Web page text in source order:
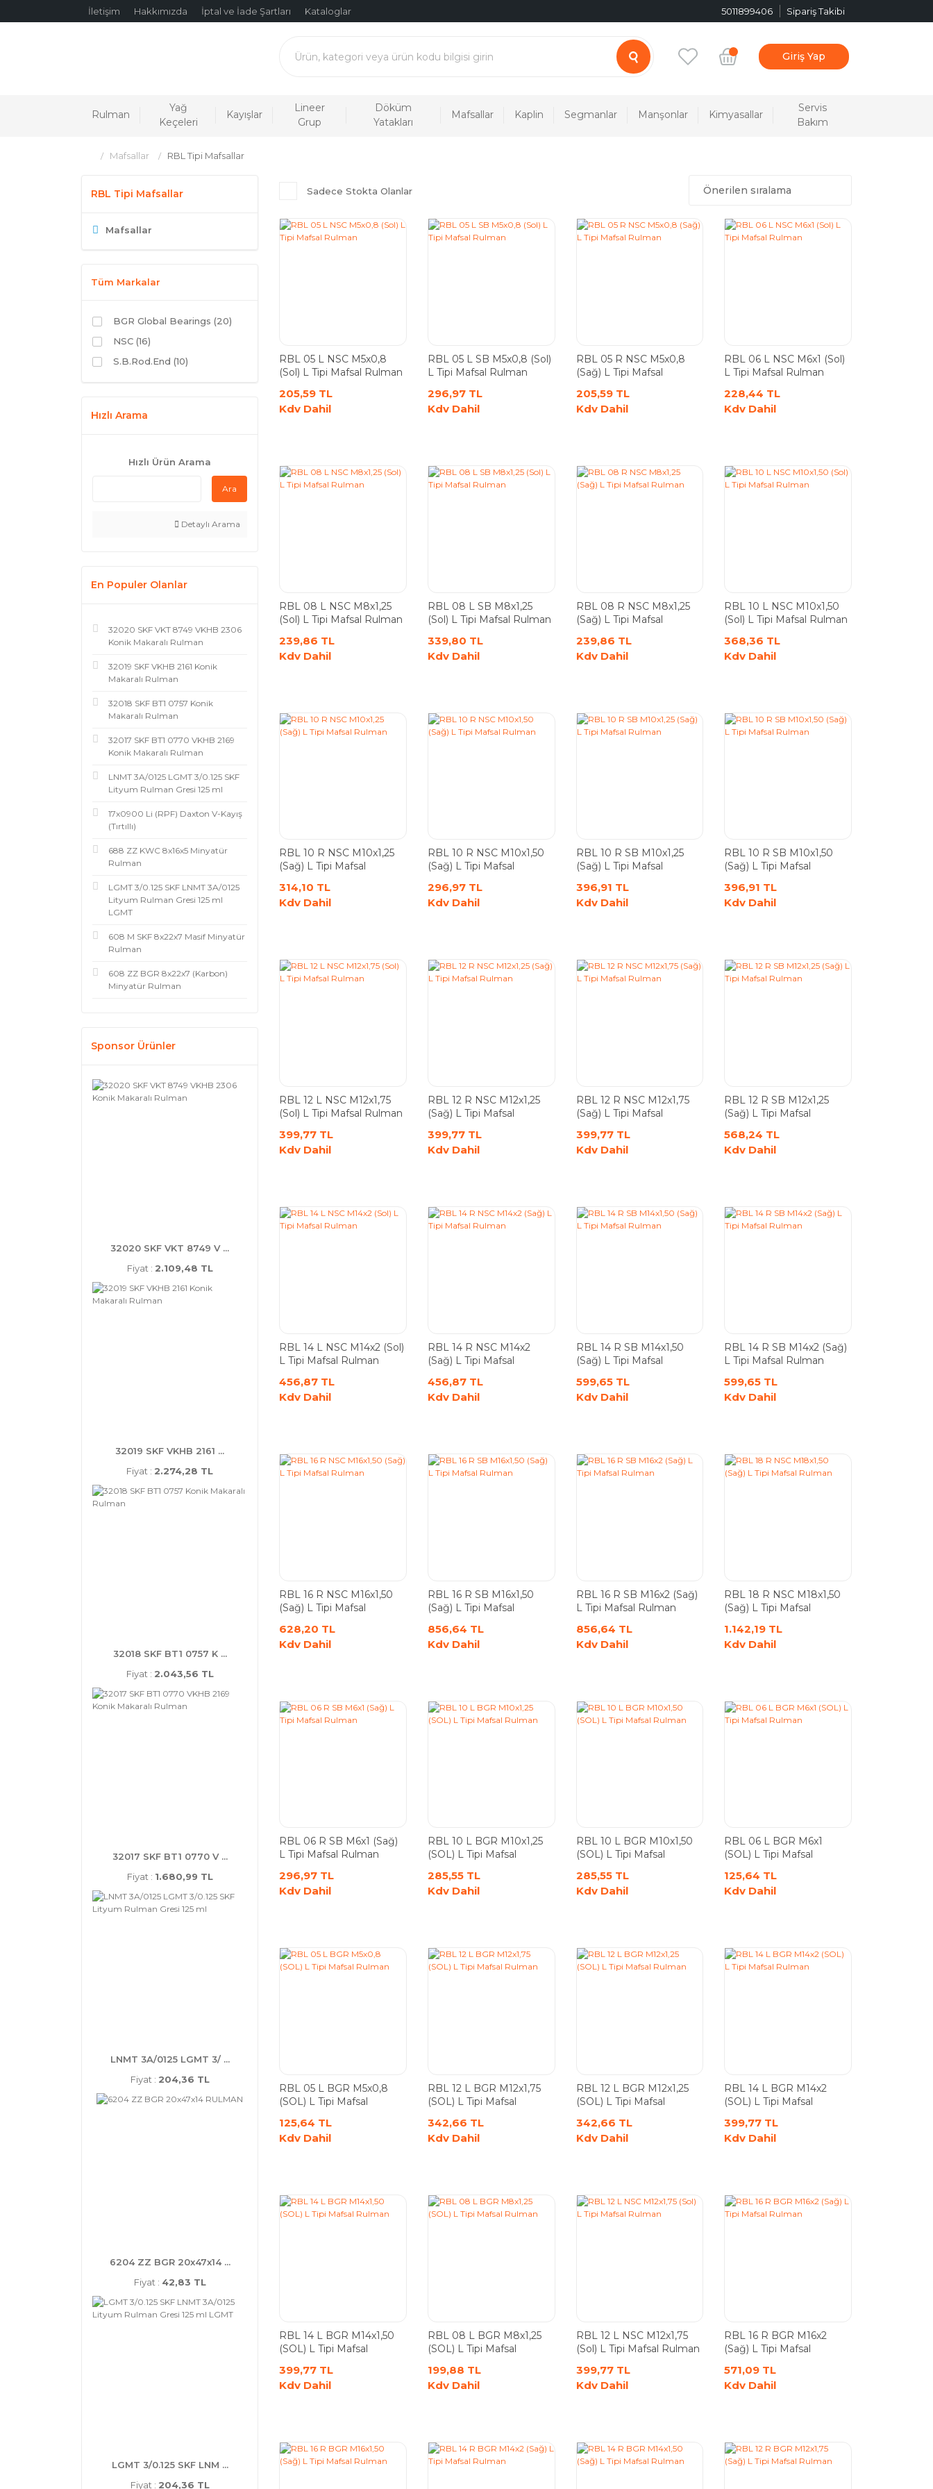
İletişim Hakkımızda İptal ve İade Şartları Kataloglar 5011899406 Sipariş Takibi
Giriş Yap
Rulman
Yağ
Keçeleri
Kayışlar
Lineer
Grup
Döküm
Yatakları
Mafsallar Kaplin Segmanlar Manşonlar Kimyasallar
Servis
Bakım
Mafsallar RBL Tipi Mafsallar
RBL Tipi Mafsallar
Mafsallar
Tüm Markalar
BGR Global Bearings (20)
NSC (16)
S.B.Rod.End (10)
Hızlı Arama
Hızlı Ürün Arama
Ara
Detaylı Arama
En Populer Olanlar
32020 SKF VKT 8749 VKHB 2306
Konik Makaralı Rulman
32019 SKF VKHB 2161 Konik
Makaralı Rulman
32018 SKF BT1 0757 Konik
Makaralı Rulman
32017 SKF BT1 0770 VKHB 2169
Konik Makaralı Rulman
LNMT 3A/0125 LGMT 3/0.125 SKF
Lityum Rulman Gresi 125 ml
17x0900 Li (RPF) Daxton V-Kayış
(Tırtıllı)
688 ZZ KWC 8x16x5 Minyatür
Rulman
LGMT 3/0.125 SKF LNMT 3A/0125
Lityum Rulman Gresi 125 ml
LGMT
608 M SKF 8x22x7 Masif Minyatür
Rulman
608 ZZ BGR 8x22x7 (Karbon)
Minyatür Rulman
Sponsor Ürünler
32020 SKF VKT 8749 V ...
Fiyat : 2.109,48 TL
32019 SKF VKHB 2161 ...
Fiyat : 2.274,28 TL
32018 SKF BT1 0757 K ...
Fiyat : 2.043,56 TL
32017 SKF BT1 0770 V ...
Fiyat : 1.680,99 TL
LNMT 3A/0125 LGMT 3/ ...
Fiyat : 204,36 TL
6204 ZZ BGR 20x47x14 ...
Fiyat : 42,83 TL
LGMT 3/0.125 SKF LNM ...
Fiyat : 204,36 TL
Sadece Stokta Olanlar
RBL 05 L NSC M5x0,8
(Sol) L Tipi Mafsal Rulman
205,59 TL
Kdv Dahil
RBL 05 L SB M5x0,8 (Sol)
L Tipi Mafsal Rulman
296,97 TL
Kdv Dahil
RBL 05 R NSC M5x0,8
(Sağ) L Tipi Mafsal
205,59 TL
Kdv Dahil
RBL 06 L NSC M6x1 (Sol)
L Tipi Mafsal Rulman
228,44 TL
Kdv Dahil
RBL 08 L NSC M8x1,25
(Sol) L Tipi Mafsal Rulman
239,86 TL
Kdv Dahil
RBL 08 L SB M8x1,25
(Sol) L Tipi Mafsal Rulman
339,80 TL
Kdv Dahil
RBL 08 R NSC M8x1,25
(Sağ) L Tipi Mafsal
239,86 TL
Kdv Dahil
RBL 10 L NSC M10x1,50
(Sol) L Tipi Mafsal Rulman
368,36 TL
Kdv Dahil
RBL 10 R NSC M10x1,25
(Sağ) L Tipi Mafsal
314,10 TL
Kdv Dahil
RBL 10 R NSC M10x1,50
(Sağ) L Tipi Mafsal
296,97 TL
Kdv Dahil
RBL 10 R SB M10x1,25
(Sağ) L Tipi Mafsal
396,91 TL
Kdv Dahil
RBL 10 R SB M10x1,50
(Sağ) L Tipi Mafsal
396,91 TL
Kdv Dahil
RBL 12 L NSC M12x1,75
(Sol) L Tipi Mafsal Rulman
399,77 TL
Kdv Dahil
RBL 12 R NSC M12x1,25
(Sağ) L Tipi Mafsal
399,77 TL
Kdv Dahil
RBL 12 R NSC M12x1,75
(Sağ) L Tipi Mafsal
399,77 TL
Kdv Dahil
RBL 12 R SB M12x1,25
(Sağ) L Tipi Mafsal
568,24 TL
Kdv Dahil
RBL 14 L NSC M14x2 (Sol)
L Tipi Mafsal Rulman
456,87 TL
Kdv Dahil
RBL 14 R NSC M14x2
(Sağ) L Tipi Mafsal
456,87 TL
Kdv Dahil
RBL 14 R SB M14x1,50
(Sağ) L Tipi Mafsal
599,65 TL
Kdv Dahil
RBL 14 R SB M14x2 (Sağ)
L Tipi Mafsal Rulman
599,65 TL
Kdv Dahil
RBL 16 R NSC M16x1,50
(Sağ) L Tipi Mafsal
628,20 TL
Kdv Dahil
RBL 16 R SB M16x1,50
(Sağ) L Tipi Mafsal
856,64 TL
Kdv Dahil
RBL 16 R SB M16x2 (Sağ)
L Tipi Mafsal Rulman
856,64 TL
Kdv Dahil
RBL 18 R NSC M18x1,50
(Sağ) L Tipi Mafsal
1.142,19 TL
Kdv Dahil
RBL 06 R SB M6x1 (Sağ)
L Tipi Mafsal Rulman
296,97 TL
Kdv Dahil
RBL 10 L BGR M10x1,25
(SOL) L Tipi Mafsal
285,55 TL
Kdv Dahil
RBL 10 L BGR M10x1,50
(SOL) L Tipi Mafsal
285,55 TL
Kdv Dahil
RBL 06 L BGR M6x1
(SOL) L Tipi Mafsal
125,64 TL
Kdv Dahil
RBL 05 L BGR M5x0,8
(SOL) L Tipi Mafsal
125,64 TL
Kdv Dahil
RBL 12 L BGR M12x1,75
(SOL) L Tipi Mafsal
342,66 TL
Kdv Dahil
RBL 12 L BGR M12x1,25
(SOL) L Tipi Mafsal
342,66 TL
Kdv Dahil
RBL 14 L BGR M14x2
(SOL) L Tipi Mafsal
399,77 TL
Kdv Dahil
RBL 14 L BGR M14x1,50
(SOL) L Tipi Mafsal
399,77 TL
Kdv Dahil
RBL 08 L BGR M8x1,25
(SOL) L Tipi Mafsal
199,88 TL
Kdv Dahil
RBL 12 L NSC M12x1,75
(Sol) L Tipi Mafsal Rulman
399,77 TL
Kdv Dahil
RBL 16 R BGR M16x2
(Sağ) L Tipi Mafsal
571,09 TL
Kdv Dahil